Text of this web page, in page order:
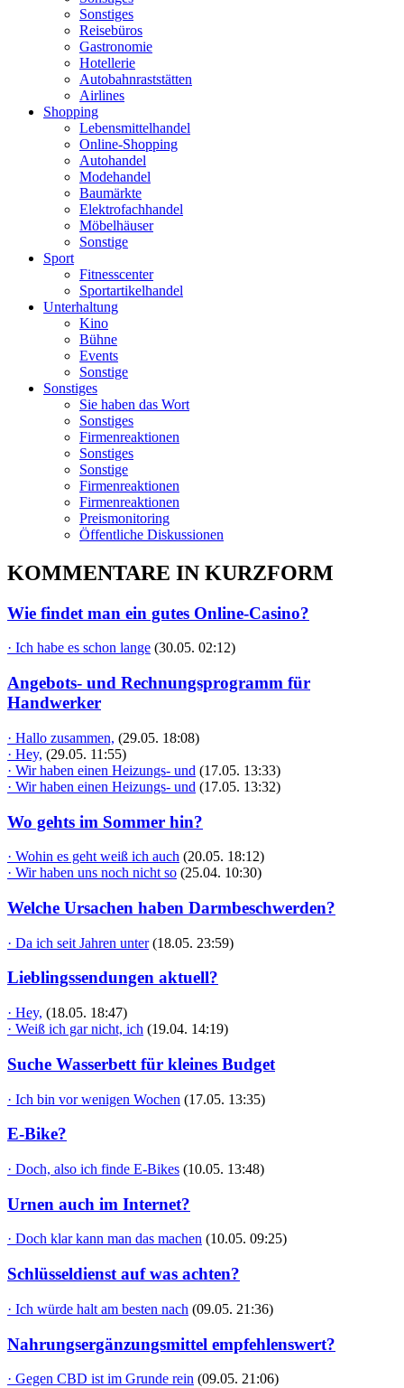
Sonstiges
Reisebüros
Gastronomie
Hotellerie
Autobahnraststätten
Airlines
Shopping
Lebensmittelhandel
Online-Shopping
Autohandel
Modehandel
Baumärkte
Elektrofachhandel
Möbelhäuser
Sonstige
Sport
Fitnesscenter
Sportartikelhandel
Unterhaltung
Kino
Bühne
Events
Sonstige
Sonstiges
Sie haben das Wort
Sonstiges
Firmenreaktionen
Sonstiges
Sonstige
Firmenreaktionen
Firmenreaktionen
Preismonitoring
Öffentliche Diskussionen
KOMMENTARE IN KURZFORM
Wie findet man ein gutes Online-Casino?
· Ich habe es schon lange (30.05. 02:12)
Angebots- und Rechnungsprogramm für
Handwerker
· Hallo zusammen, (29.05. 18:08)
· Hey, (29.05. 11:55)
· Wir haben einen Heizungs- und (17.05. 13:33)
· Wir haben einen Heizungs- und (17.05. 13:32)
Wo gehts im Sommer hin?
· Wohin es geht weiß ich auch (20.05. 18:12)
· Wir haben uns noch nicht so (25.04. 10:30)
Welche Ursachen haben Darmbeschwerden?
· Da ich seit Jahren unter (18.05. 23:59)
Lieblingssendungen aktuell?
· Hey, (18.05. 18:47)
· Weiß ich gar nicht, ich (19.04. 14:19)
Suche Wasserbett für kleines Budget
· Ich bin vor wenigen Wochen (17.05. 13:35)
E-Bike?
· Doch, also ich finde E-Bikes (10.05. 13:48)
Urnen auch im Internet?
· Doch klar kann man das machen (10.05. 09:25)
Schlüsseldienst auf was achten?
· Ich würde halt am besten nach (09.05. 21:36)
Nahrungsergänzungsmittel empfehlenswert?
· Gegen CBD ist im Grunde rein (09.05. 21:06)